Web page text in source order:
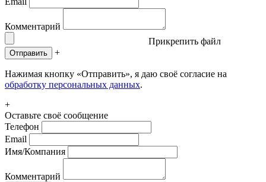
Комментарий
Прикрепить файл
Отправить +
Нажимая кнопку «Отправить», я даю своё согласие на
обработку персональных данных.
+
Оставьте своё сообщение
Телефон
Email
Имя/Компания
Комментарий